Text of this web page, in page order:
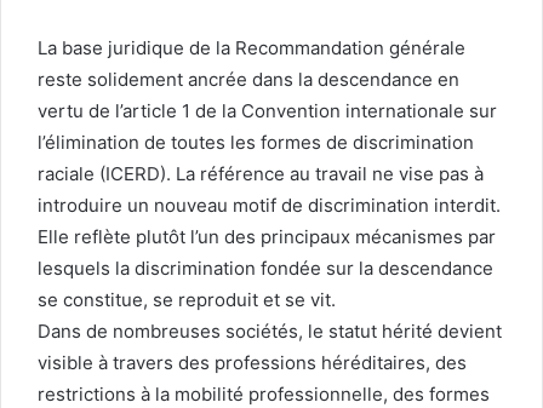
La base juridique de la Recommandation générale
reste solidement ancrée dans la descendance en
vertu de l’article 1 de la Convention internationale sur
l’élimination de toutes les formes de discrimination
raciale (ICERD). La référence au travail ne vise pas à
introduire un nouveau motif de discrimination interdit.
Elle reflète plutôt l’un des principaux mécanismes par
lesquels la discrimination fondée sur la descendance
se constitue, se reproduit et se vit.
Dans de nombreuses sociétés, le statut hérité devient
visible à travers des professions héréditaires, des
restrictions à la mobilité professionnelle, des formes